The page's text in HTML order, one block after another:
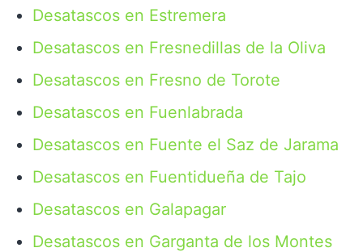
Desatascos en Estremera
Desatascos en Fresnedillas de la Oliva
Desatascos en Fresno de Torote
Desatascos en Fuenlabrada
Desatascos en Fuente el Saz de Jarama
Desatascos en Fuentidueña de Tajo
Desatascos en Galapagar
Desatascos en Garganta de los Montes